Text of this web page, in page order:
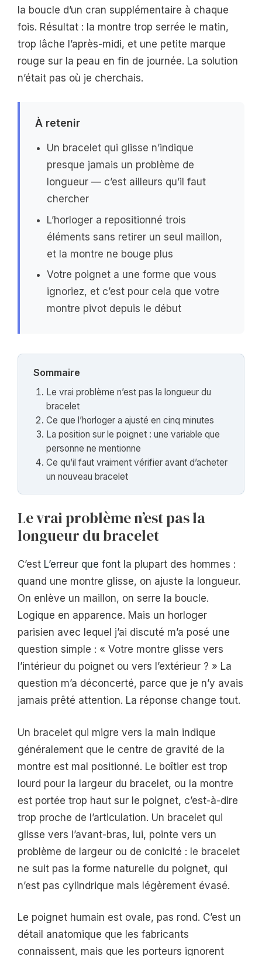
la boucle d’un cran supplémentaire à chaque
fois. Résultat : la montre trop serrée le matin,
trop lâche l’après-midi, et une petite marque
rouge sur la peau en fin de journée. La solution
n’était pas où je cherchais.
À retenir
Un bracelet qui glisse n’indique
presque jamais un problème de
longueur — c’est ailleurs qu’il faut
chercher
L’horloger a repositionné trois
éléments sans retirer un seul maillon,
et la montre ne bouge plus
Votre poignet a une forme que vous
ignoriez, et c’est pour cela que votre
montre pivot depuis le début
Sommaire
Le vrai problème n’est pas la longueur du
bracelet
Ce que l’horloger a ajusté en cinq minutes
La position sur le poignet : une variable que
personne ne mentionne
Ce qu’il faut vraiment vérifier avant d’acheter
un nouveau bracelet
Le vrai problème n’est pas la
longueur du bracelet
C’est L’erreur que font la plupart des hommes :
quand une montre glisse, on ajuste la longueur.
On enlève un maillon, on serre la boucle.
Logique en apparence. Mais un horloger
parisien avec lequel j’ai discuté m’a posé une
question simple : « Votre montre glisse vers
l’intérieur du poignet ou vers l’extérieur ? » La
question m’a déconcerté, parce que je n’y avais
jamais prêté attention. La réponse change tout.
Un bracelet qui migre vers la main indique
généralement que le centre de gravité de la
montre est mal positionné. Le boîtier est trop
lourd pour la largeur du bracelet, ou la montre
est portée trop haut sur le poignet, c’est-à-dire
trop proche de l’articulation. Un bracelet qui
glisse vers l’avant-bras, lui, pointe vers un
problème de largeur ou de conicité : le bracelet
ne suit pas la forme naturelle du poignet, qui
n’est pas cylindrique mais légèrement évasé.
Le poignet humain est ovale, pas rond. C’est un
détail anatomique que les fabricants
connaissent, mais que les porteurs ignorent